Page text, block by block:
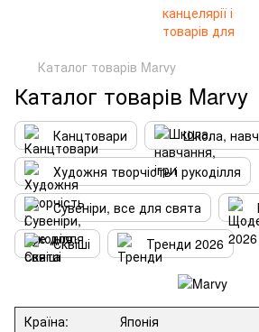
Каталог товарів Marvy
Каталог товарів Marvy
Канцтовари
Школа,
Художня творчість і рукоділля
Сувеніри, все для свята
Сквіші
Тренди 2026
Країна: Японія